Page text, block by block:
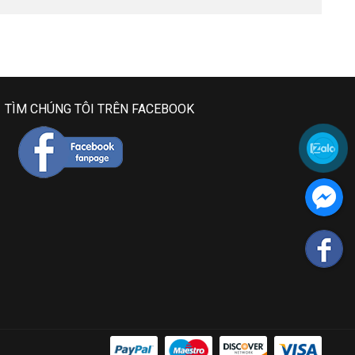
TÌM CHÚNG TÔI TRÊN FACEBOOK